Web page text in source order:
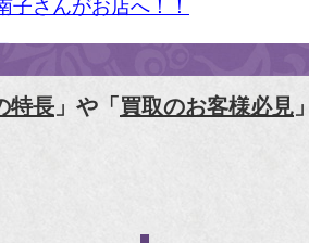
さんがお店へ！！
（5月17日発行）
特長 」や「 買取のお客様必見